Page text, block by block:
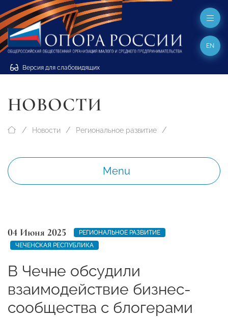
Версия для слабовидящих
EN
НОВОСТИ
Новости Региональное развитие
Menu
04 Июня 2025
РЕГИОНАЛЬНОЕ РАЗВИТИЕ
ЧЕЧЕНСКАЯ РЕСПУБЛИКА
В Чечне обсудили
взаимодействие бизнес-
сообщества с блогерами